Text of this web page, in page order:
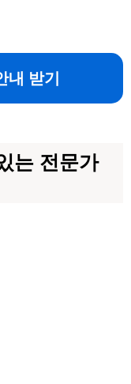
내 받기
는 전문가